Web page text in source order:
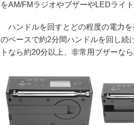
をAM/FMラジオやブザーやLEDライ
ハンドルを回すとどの程度の電力
のペースで約2分間ハンドルを回し続
トなら約20分以上、非常用ブザーな